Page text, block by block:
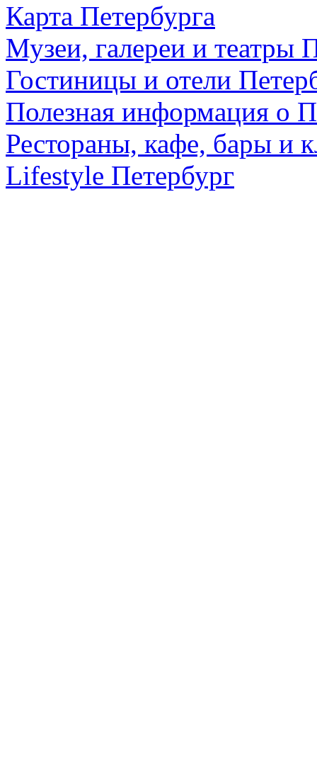
Карта Петербурга
Музеи, галереи и театры
Гостиницы и отели
Полезная информация о
Рестораны, кафе, бары и
Lifestyle Петербург